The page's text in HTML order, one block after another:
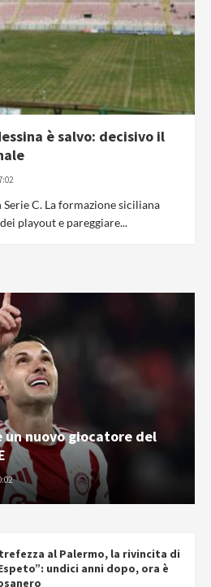
è salvo: decisivo il
C. La formazione siciliana
playout e pareggiare...
un nuovo giocatore del
al Palermo, la rivincita di
undici anni dopo, ora è